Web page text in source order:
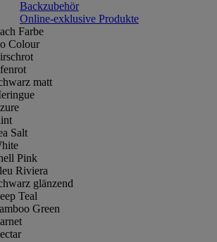
Backzubehör
Online-exklusive Produkte
Farbe
Colour
matt
Salt
Pink
Riviera
glänzend
Teal
Green